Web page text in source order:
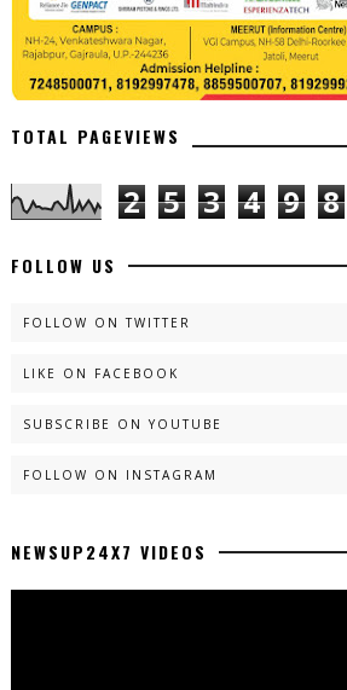
TOTAL PAGEVIEWS
2 5 3 4 9 8
FOLLOW US
FOLLOW ON TWITTER
LIKE ON FACEBOOK
SUBSCRIBE ON YOUTUBE
FOLLOW ON INSTAGRAM
NEWSUP24X7 VIDEOS